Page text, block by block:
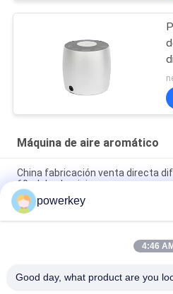
Máquina de aire aromático
China fabricación venta directa
60ml de aluminio
Precio de venta directa de fábrica
mini difusor de 60 ml de aluminio
Máquina de difusión de aceites
powerkey
4:46 AM
Good day, what product are you